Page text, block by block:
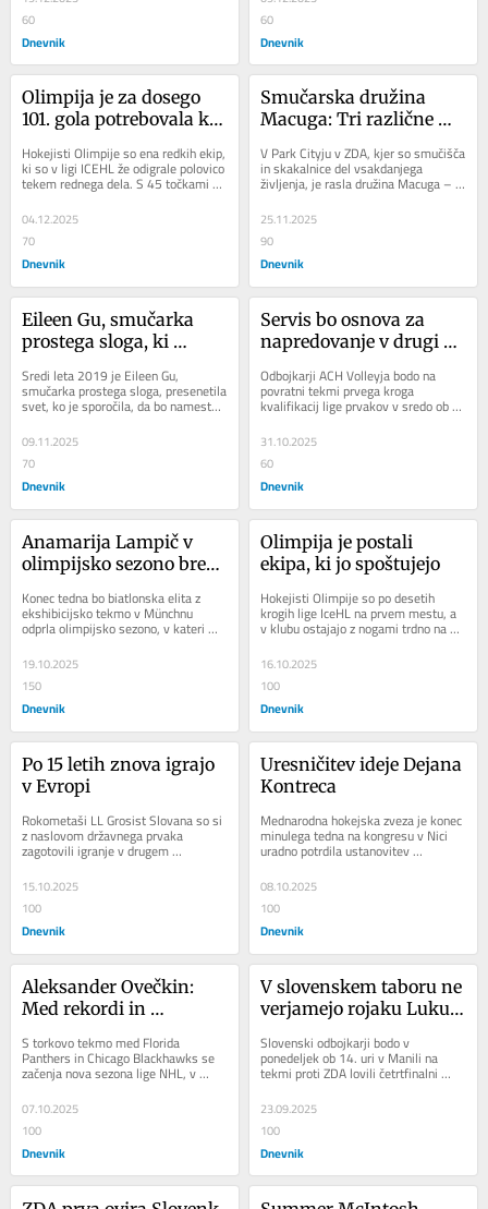
60
Dnevnik
60
Dnevnik
Olimpija je za dosego
101. gola potrebovala kar
Hokejisti Olimpije so ena redkih ekip,
ki so v ligi ICEHL že odigrale polovico
tekem rednega dela. S 45 točkami so
trenutno na tretjem mestu, pred...
04.12.2025
70
Dnevnik
Smučarska družina
Macuga: Tri različne
olimpijska zgodba
V Park Cityju v ZDA, kjer so smučišča
in skakalnice del vsakdanjega
življenja, je rasla družina Macuga –
sestre Samantha, Lauren in Alli ter...
25.11.2025
90
Dnevnik
Eileen Gu, smučarka
prostega sloga, ki
Sredi leta 2019 je Eileen Gu,
smučarka prostega sloga, presenetila
svet, ko je sporočila, da bo namesto
za ZDA tekmovala za Kitajsko,
domovino svoje...
09.11.2025
70
Dnevnik
Servis bo osnova za
napredovanje v drugi
prvakov
Odbojkarji ACH Volleyja bodo na
povratni tekmi prvega kroga
kvalifikacij lige prvakov v sredo ob
18. uri v dvorani Tivoli gostili
nizozemski Orion...
31.10.2025
60
Dnevnik
Anamarija Lampič v
olimpijsko sezono brez
Konec tedna bo biatlonska elita z
ekshibicijsko tekmo v Münchnu
odprla olimpijsko sezono, v kateri
bodo vse misli usmerjene proti
olimpijski...
19.10.2025
150
Dnevnik
Olimpija je postali
ekipa, ki jo spoštujejo
Hokejisti Olimpije so po desetih
krogih lige IceHL na prvem mestu, a
v klubu ostajajo z nogami trdno na
tleh. Direktor Anže Ulčar poudarja, da
napad...
16.10.2025
100
Dnevnik
Po 15 letih znova igrajo
v Evropi
Rokometaši LL Grosist Slovana so si
z naslovom državnega prvaka
zagotovili igranje v drugem
najmočnejšem evropskem klubskem
tekmovanju. V prvem...
15.10.2025
100
Dnevnik
Uresničitev ideje Dejana
Kontreca
Mednarodna hokejska zveza je konec
minulega tedna na kongresu v Nici
uradno potrdila ustanovitev
evropskega pokala narodov, novega
tekmovanja, ki bo...
08.10.2025
100
Dnevnik
Aleksander Ovečkin:
Med rekordi in
S torkovo tekmo med Florida
Panthers in Chicago Blackhawks se
začenja nova sezona lige NHL, v
kateri bo še zadnjič igral slovenski
zvezdnik Anže...
07.10.2025
100
Dnevnik
V slovenskem taboru ne
verjamejo rojaku Luku
Slovenski odbojkarji bodo v
ponedeljek ob 14. uri v Manili na
tekmi proti ZDA lovili četrtfinalni
nastop na svetovnem prvenstvu.
23.09.2025
100
Dnevnik